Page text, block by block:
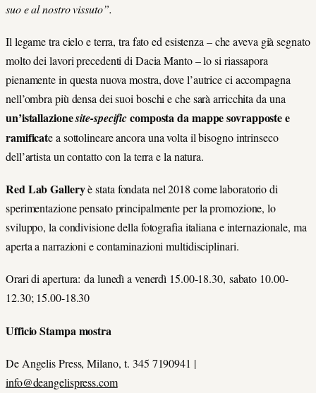
suo e al nostro vissuto”.
Il legame tra cielo e terra, tra fato ed esistenza – che aveva già segnato
molto dei lavori precedenti di Dacia Manto – lo si riassapora
pienamente in questa nuova mostra, dove l’autrice ci accompagna
nell’ombra più densa dei suoi boschi e che sarà arricchita da una
un’istallazionesite-specificcomposta da mappe sovrapposte e
ramificate a sottolineare ancora una volta il bisogno intrinseco
dell’artista un contatto con la terra e la natura.
Red Lab Galleryè stata fondata nel 2018 come laboratorio di
sperimentazione pensato principalmente per la promozione, lo
sviluppo, la condivisione della fotografia italiana e internazionale, ma
aperta a narrazioni e contaminazioni multidisciplinari.
Orari di apertura: da lunedì a venerdì 15.00-18.30, sabato 10.00-
12.30; 15.00-18.30
Ufficio Stampa mostra
De Angelis Press, Milano, t. 345 7190941 |
info@deangelispress.com